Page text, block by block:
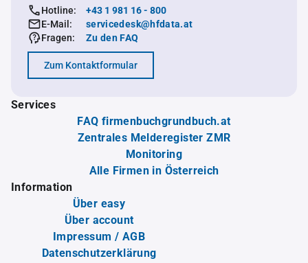
Hotline:
+43 1 981 16 - 800
E-Mail:
servicedesk@hfdata.at
Fragen:
Zu den FAQ
Zum Kontaktformular
Services
FAQ firmenbuchgrundbuch.at
Zentrales Melderegister ZMR
Monitoring
Alle Firmen in Österreich
Information
Über easy
Über account
Impressum / AGB
Datenschutzerklärung